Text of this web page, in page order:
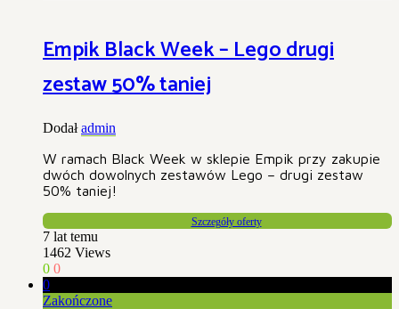
Empik Black Week – Lego drugi
zestaw 50% taniej
Dodaładmin
W ramach Black Week w sklepie Empik przy zakupie
dwóch dowolnych zestawów Lego – drugi zestaw
50% taniej!
Szczegóły oferty
7 lat temu
1462 Views
0 0
0
Zakończone